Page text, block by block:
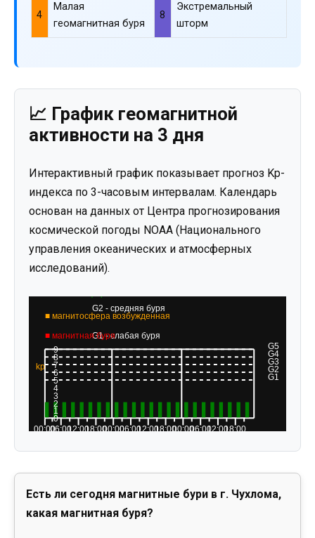
4
Малая
геомагнитная буря
8
Экстремальный
шторм
📈 График геомагнитной
активности на 3 дня
Интерактивный график показывает прогноз Kp-
индекса по 3-часовым интервалам. Календарь
основан на данных от Центра прогнозирования
космической погоды NOAA (Национального
управления океанических и атмосферных
исследований).
Есть ли сегодня магнитные бури в г. Чухлома,
какая магнитная буря?